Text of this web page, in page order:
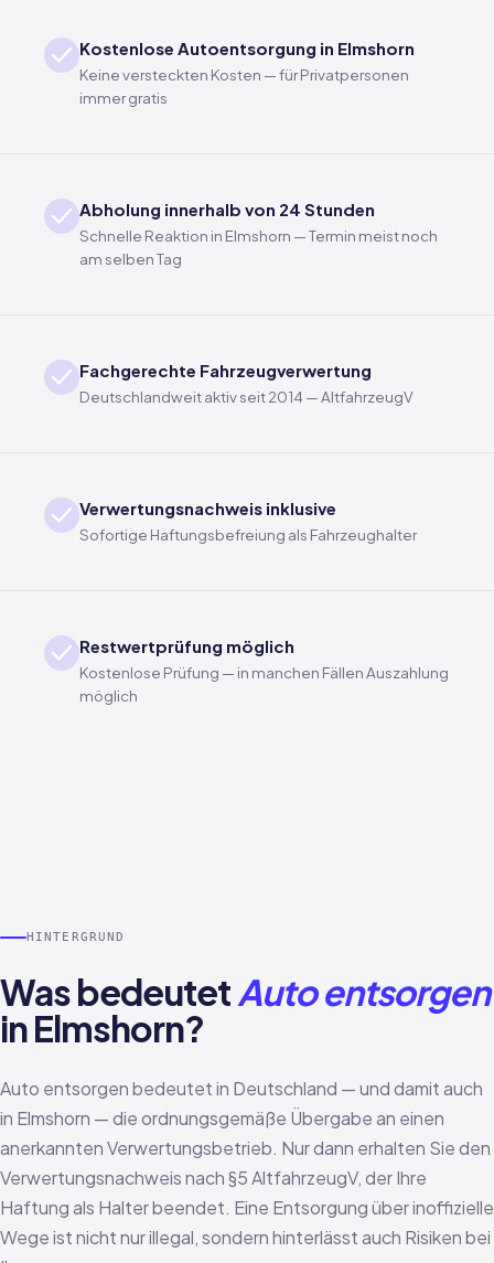
Kostenlose Autoentsorgung in Elmshorn
Keine versteckten Kosten — für Privatpersonen
immer gratis
Abholung innerhalb von 24 Stunden
Schnelle Reaktion in Elmshorn — Termin meist noch
am selben Tag
Fachgerechte Fahrzeugverwertung
Deutschlandweit aktiv seit 2014 — AltfahrzeugV
Verwertungsnachweis inklusive
Sofortige Haftungsbefreiung als Fahrzeughalter
Restwertprüfung möglich
Kostenlose Prüfung — in manchen Fällen Auszahlung
möglich
HINTERGRUND
Was bedeutetAuto entsorgen
in Elmshorn?
Auto entsorgen bedeutet in Deutschland — und damit auch
in Elmshorn — die ordnungsgemäße Übergabe an einen
anerkannten Verwertungsbetrieb. Nur dann erhalten Sie den
Verwertungsnachweis nach §5 AltfahrzeugV, der Ihre
Haftung als Halter beendet. Eine Entsorgung über inoffizielle
Wege ist nicht nur illegal, sondern hinterlässt auch Risiken bei